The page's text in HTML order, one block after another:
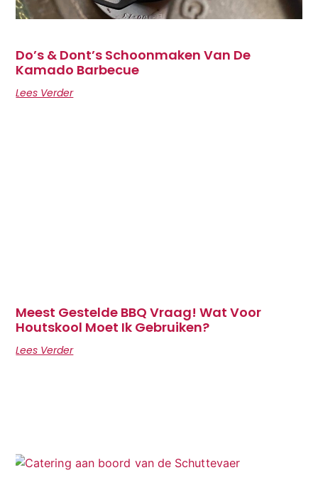
Do’s & Dont’s Schoonmaken Van De
Kamado Barbecue
Lees Verder
Meest Gestelde BBQ Vraag! Wat Voor
Houtskool Moet Ik Gebruiken?
Lees Verder